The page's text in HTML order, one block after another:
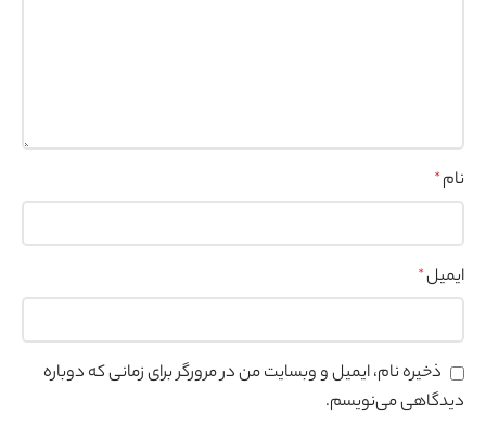
نام*
ایمیل*
ذخیره نام، ایمیل و وبسایت من در مرورگر برای زمانی که دوباره
دیدگاهی می‌نویسم.